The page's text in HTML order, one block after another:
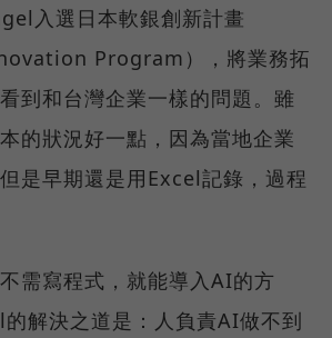
入選日本軟銀創新計畫
Program），將業務拓
到和台灣企業一樣的問題。雖
的狀況好一點，因為當地企業
是早期還是用Excel記錄，過程
需寫程式，就能導入AI的方
解決之道是：人負責AI做不到